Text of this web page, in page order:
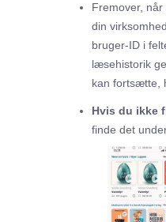
Fremover,
din
bruger-ID i
læsehistorik
kan fortsætte,
Hvis du ikke
finde det